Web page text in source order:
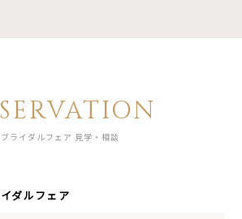
ブライダルフェア 見学・相談
ダルフェア